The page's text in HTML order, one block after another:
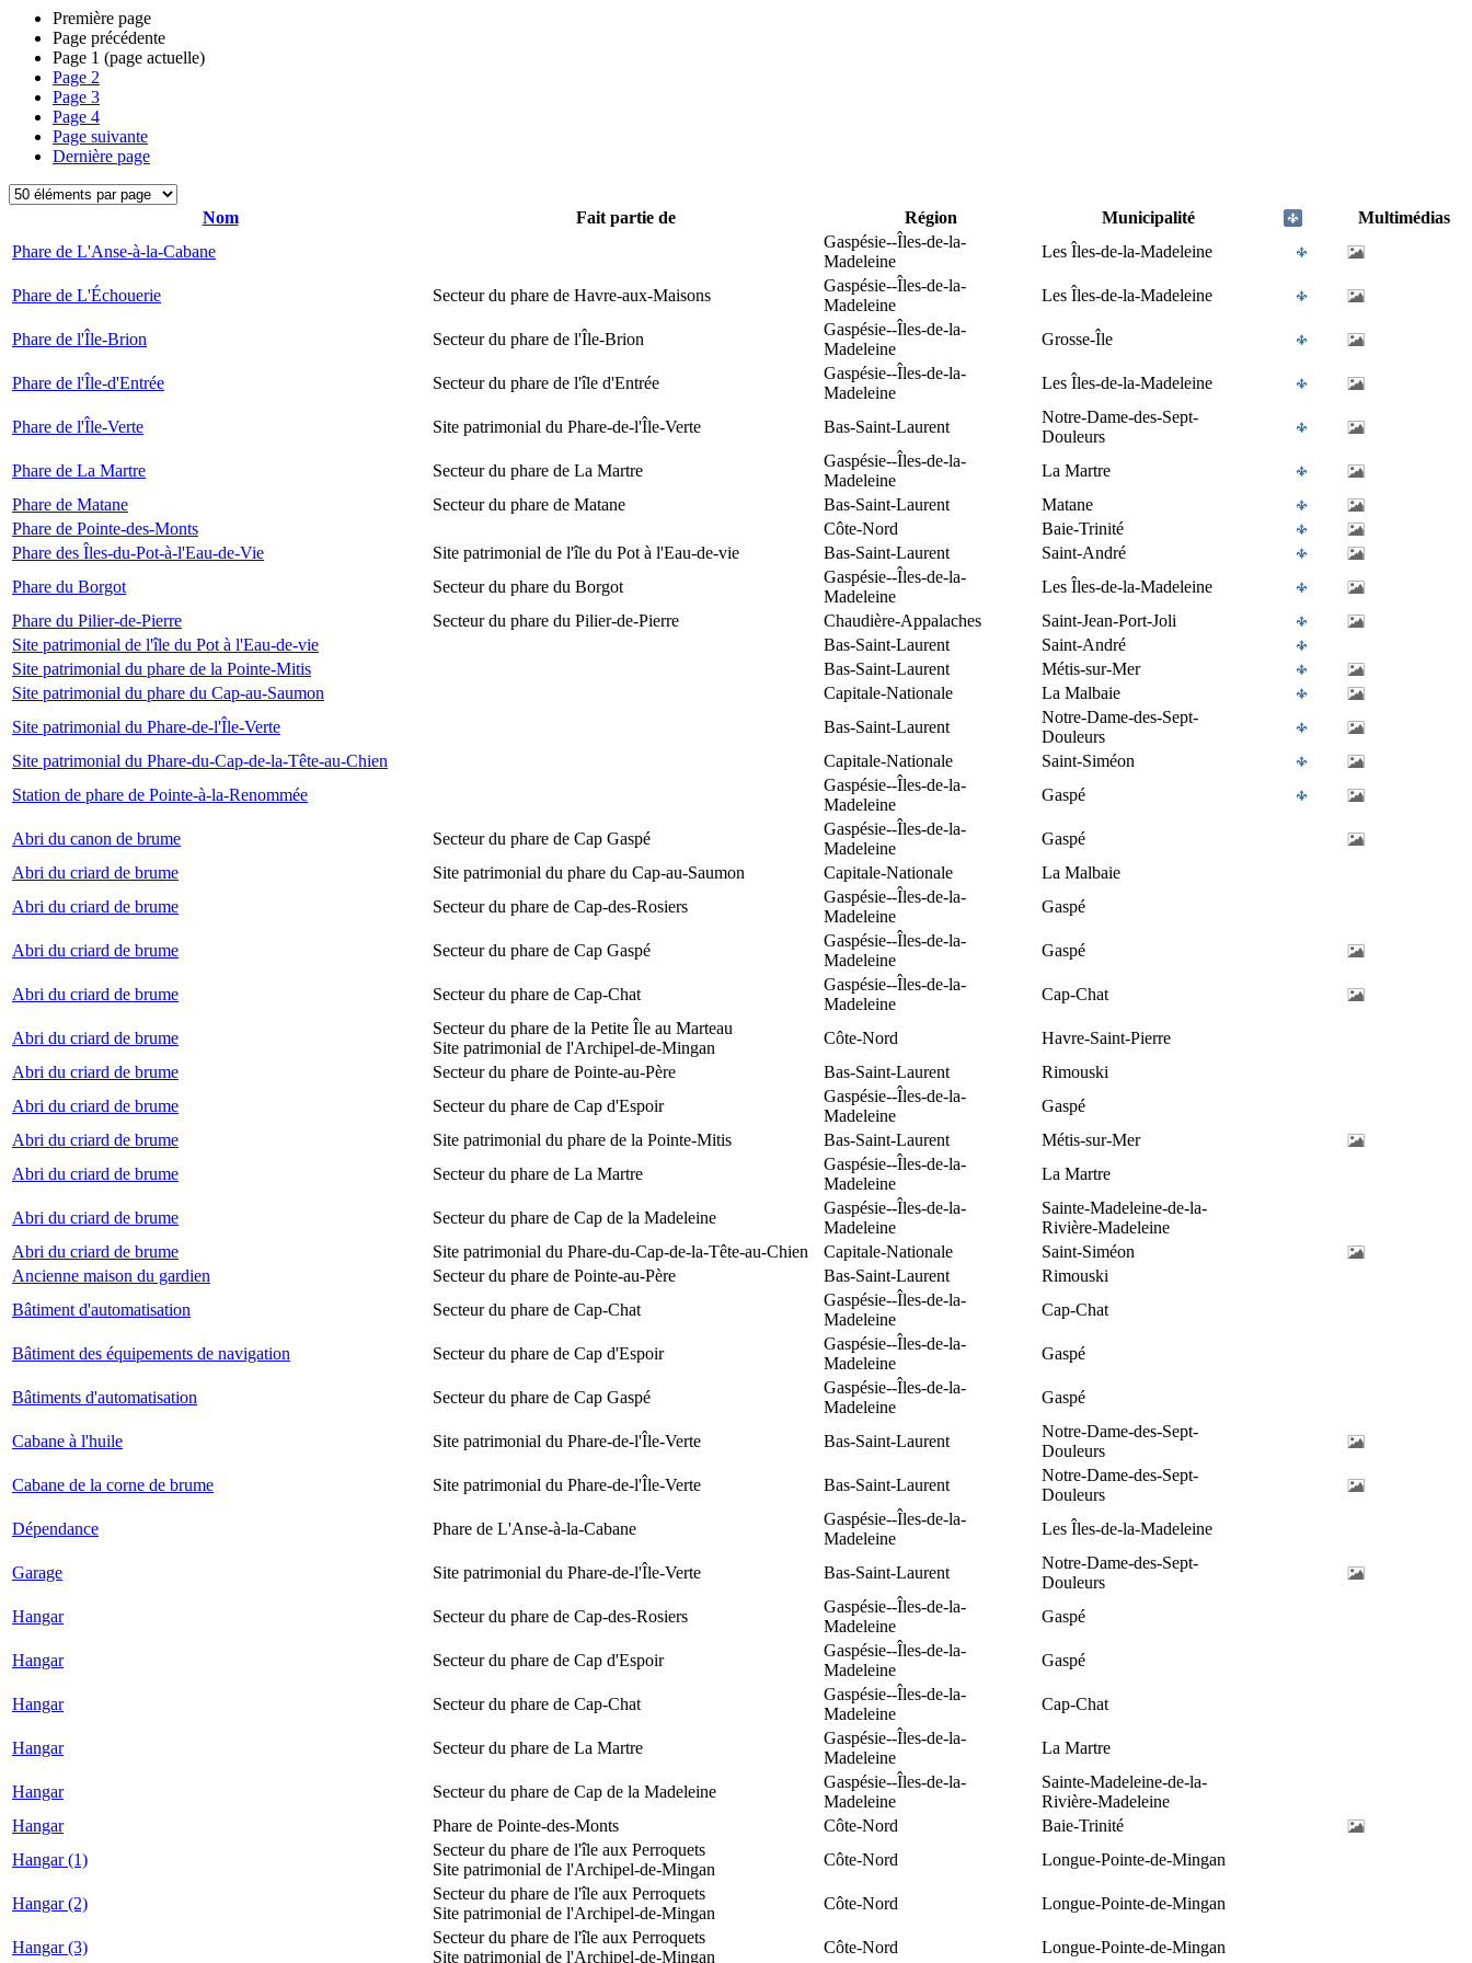
Première page
Page précédente
Page 1 (page actuelle)
Page 2
Page 3
Page 4
Page suivante
Dernière page
Nom Fait partie de Région Municipalité
Multimédias
Phare de L'Anse-à-la-Cabane
Gaspésie--Îles-de-la-
Madeleine
Les Îles-de-la-Madeleine
Phare de L'Échouerie Secteur du phare de Havre-aux-Maisons
Gaspésie--Îles-de-la-
Madeleine
Les Îles-de-la-Madeleine
Phare de l'Île-Brion Secteur du phare de l'Île-Brion
Gaspésie--Îles-de-la-
Madeleine
Grosse-Île
Phare de l'Île-d'Entrée Secteur du phare de l'île d'Entrée
Gaspésie--Îles-de-la-
Madeleine
Les Îles-de-la-Madeleine
Phare de l'Île-Verte Site patrimonial du Phare-de-l'Île-Verte Bas-Saint-Laurent
Notre-Dame-des-Sept-
Douleurs
Phare de La Martre
Secteur du phare de La Martre
Gaspésie--Îles-de-la-
Madeleine
La Martre
Phare de Matane
Secteur du phare de Matane Bas-Saint-Laurent
Matane
Phare de Pointe-des-Monts
Côte-Nord
Baie-Trinité
Phare des Îles-du-Pot-à-l'Eau-de-Vie
Site patrimonial de l'île du Pot à l'Eau-de-vie Bas-Saint-Laurent
Saint-André
Phare du Borgot
Secteur du phare du Borgot
Gaspésie--Îles-de-la-
Madeleine
Les Îles-de-la-Madeleine
Phare du Pilier-de-Pierre
Secteur du phare du Pilier-de-Pierre Chaudière-Appalaches
Saint-Jean-Port-Joli
Site patrimonial de l'île du Pot à l'Eau-de-vie
Bas-Saint-Laurent
Saint-André
Site patrimonial du phare de la Pointe-Mitis
Bas-Saint-Laurent
Métis-sur-Mer
Site patrimonial du phare du Cap-au-Saumon
Capitale-Nationale
La Malbaie
Site patrimonial du Phare-de-l'Île-Verte
Bas-Saint-Laurent
Notre-Dame-des-Sept-
Douleurs
Site patrimonial du Phare-du-Cap-de-la-Tête-au-Chien
Capitale-Nationale
Saint-Siméon
Station de phare de Pointe-à-la-Renommée
Gaspésie--Îles-de-la-
Madeleine
Gaspé
Abri du canon de brume Secteur du phare de Cap Gaspé
Gaspésie--Îles-de-la-
Madeleine
Gaspé
Abri du criard de brume
Site patrimonial du phare du Cap-au-Saumon Capitale-Nationale
La Malbaie
Abri du criard de brume
Secteur du phare de Cap-des-Rosiers
Gaspésie--Îles-de-la-
Madeleine
Gaspé
Abri du criard de brume Secteur du phare de Cap Gaspé
Gaspésie--Îles-de-la-
Madeleine
Gaspé
Abri du criard de brume Secteur du phare de Cap-Chat
Gaspésie--Îles-de-la-
Madeleine
Cap-Chat
Abri du criard de brume
Secteur du phare de la Petite Île au Marteau
Site patrimonial de l'Archipel-de-Mingan
Côte-Nord
Havre-Saint-Pierre
Abri du criard de brume
Secteur du phare de Pointe-au-Père Bas-Saint-Laurent
Rimouski
Abri du criard de brume
Secteur du phare de Cap d'Espoir
Gaspésie--Îles-de-la-
Madeleine
Gaspé
Abri du criard de brume
Site patrimonial du phare de la Pointe-Mitis Bas-Saint-Laurent
Métis-sur-Mer
Abri du criard de brume
Secteur du phare de La Martre
Gaspésie--Îles-de-la-
Madeleine
La Martre
Abri du criard de brume Secteur du phare de Cap de la Madeleine
Gaspésie--Îles-de-la-
Madeleine
Sainte-Madeleine-de-la-
Rivière-Madeleine
Abri du criard de brume
Site patrimonial du Phare-du-Cap-de-la-Tête-au-Chien Capitale-Nationale
Saint-Siméon
Ancienne maison du gardien
Secteur du phare de Pointe-au-Père Bas-Saint-Laurent
Rimouski
Bâtiment d'automatisation
Secteur du phare de Cap-Chat
Gaspésie--Îles-de-la-
Madeleine
Cap-Chat
Bâtiment des équipements de navigation Secteur du phare de Cap d'Espoir
Gaspésie--Îles-de-la-
Madeleine
Gaspé
Bâtiments d'automatisation Secteur du phare de Cap Gaspé
Gaspésie--Îles-de-la-
Madeleine
Gaspé
Cabane à l'huile Site patrimonial du Phare-de-l'Île-Verte Bas-Saint-Laurent
Notre-Dame-des-Sept-
Douleurs
Cabane de la corne de brume
Site patrimonial du Phare-de-l'Île-Verte Bas-Saint-Laurent
Notre-Dame-des-Sept-
Douleurs
Dépendance
Phare de L'Anse-à-la-Cabane
Gaspésie--Îles-de-la-
Madeleine
Les Îles-de-la-Madeleine
Garage Site patrimonial du Phare-de-l'Île-Verte Bas-Saint-Laurent
Notre-Dame-des-Sept-
Douleurs
Hangar
Secteur du phare de Cap-des-Rosiers
Gaspésie--Îles-de-la-
Madeleine
Gaspé
Hangar Secteur du phare de Cap d'Espoir
Gaspésie--Îles-de-la-
Madeleine
Gaspé
Hangar Secteur du phare de Cap-Chat
Gaspésie--Îles-de-la-
Madeleine
Cap-Chat
Hangar Secteur du phare de La Martre
Gaspésie--Îles-de-la-
Madeleine
La Martre
Hangar Secteur du phare de Cap de la Madeleine
Gaspésie--Îles-de-la-
Madeleine
Sainte-Madeleine-de-la-
Rivière-Madeleine
Hangar
Phare de Pointe-des-Monts Côte-Nord
Baie-Trinité
Hangar (1)
Secteur du phare de l'île aux Perroquets
Site patrimonial de l'Archipel-de-Mingan
Côte-Nord Longue-Pointe-de-Mingan
Hangar (2)
Secteur du phare de l'île aux Perroquets
Site patrimonial de l'Archipel-de-Mingan
Côte-Nord Longue-Pointe-de-Mingan
Hangar (3)
Secteur du phare de l'île aux Perroquets
Site patrimonial de l'Archipel-de-Mingan
Côte-Nord Longue-Pointe-de-Mingan